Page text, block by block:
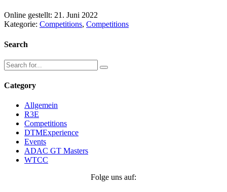
Online gestellt: 21. Juni 2022
Kategorie: Competitions, Competitions
Search
Category
Allgemein
R3E
Competitions
DTMExperience
Events
ADAC GT Masters
WTCC
Folge uns auf: